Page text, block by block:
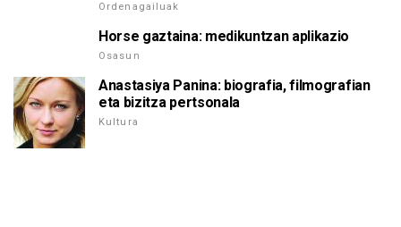
Ordenagailuak
Horse gaztaina: medikuntzan aplikazio
Osasun
Anastasiya Panina: biografia, filmografian
eta bizitza pertsonala
Kultura